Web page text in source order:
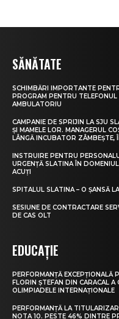
SĂNĂTATE
SCHIMBĂRI IMPORTANTE
PROGRAM PENTRU
AMBULATORIU
CAMPANIE DE SPRIJIN LA SJU
ȘI MAMELE LOR. MANAGERUL
LÂNGĂ INCUBATOR ZÂMBEȘTE,
INSTRUIRE PENTRU
URGENȚĂ SLATINA ÎN
ACUȚI
SPITALUL SLATINA – O ȘANSĂ
SESIUNE DE CONTRACTARE
DE CAS OLT
EDUCAȚIE
PERFORMANȚĂ EXCEPȚIONALĂ
FLORIN ȘTEFAN DIN CARACAL
OLIMPIADELE INTERNAȚIONALE
PERFORMANȚĂ LA
NOTA 10. PESTE 46% DINTRE